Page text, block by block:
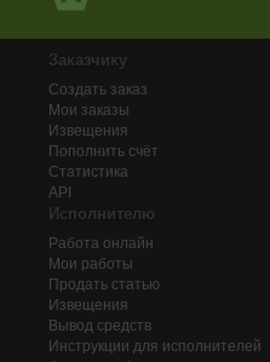
Заказчику
Создать заказ
Мои заказы
Извещения
Пополнить счёт
Статистика
API
Исполнителю
Работа онлайн
Мои работы
Продать статью
Извещения
Вывод средств
Инструкции для исполнителей